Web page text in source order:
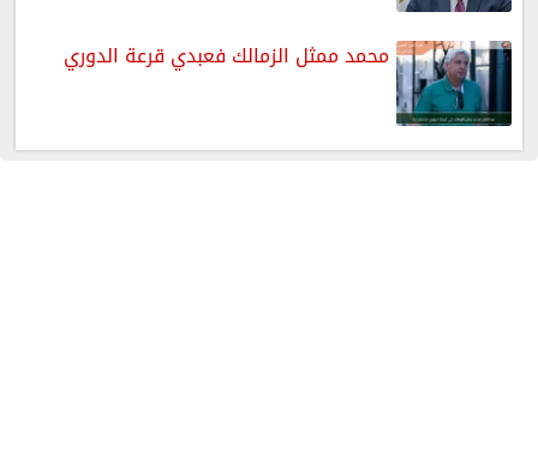
محمد ممثل الزمالك فعبدي قرعة الدوري